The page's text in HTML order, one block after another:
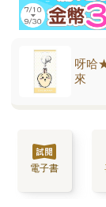
呀哈
來
電子書